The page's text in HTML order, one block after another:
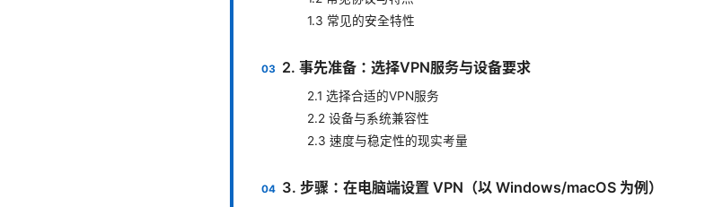
1.3 常见的安全特性
2. 事先准备：选择VPN服务与设备要求
2.1 选择合适的VPN服务
2.2 设备与系统兼容性
2.3 速度与稳定性的现实考量
3. 步骤：在电脑端设置 VPN（以 Windows/macOS 为例）